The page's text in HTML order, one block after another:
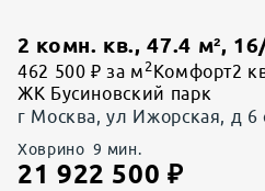
2 комн. кв., 47.4 м², 16
462 500 ₽ за м 2 Комфорт2
ЖК Бусиновский парк
г Москва, ул Ижорская, д 6
Ховрино 9 мин.
21 922 500 ₽